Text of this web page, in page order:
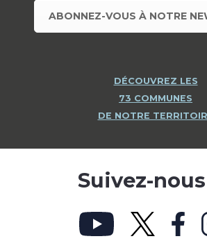
ABONNEZ-VOUS À NOTRE
DÉCOUVREZ LES
73 COMMUNES
DE NOTRE
Suivez-nous